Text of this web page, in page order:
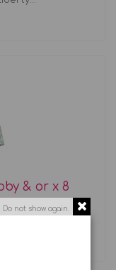
Do not show again.
& or x 8